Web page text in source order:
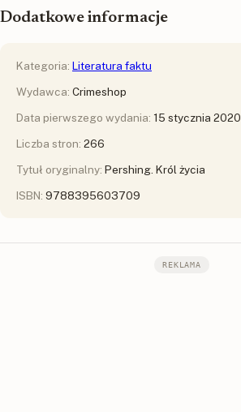
Dodatkowe informacje
Kategoria: Literatura faktu
Wydawca: Crimeshop
Data pierwszego wydania: 15 stycznia 2020
Liczba stron: 266
Tytuł oryginalny: Pershing. Król życia
ISBN: 9788395603709
REKLAMA